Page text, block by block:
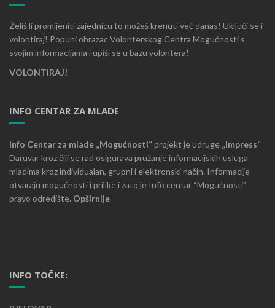
Želiš li promijeniti zajednicu to možeš krenuti već danas! Uključi se i
volontiraj! Popuni obrazac Volonterskog Centra Mogućnosti s
svojim informacijama i upiši se u bazu volontera!
VOLONTIRAJ!
INFO CENTAR ZA MLADE
Info Centar za mlade „Mogućnosti“projekt je udruge „Impress“
Daruvar kroz čiji se rad osigurava pružanje informacijskih usluga
mladima kroz individualan, grupni i elektronski način. Informacije
otvaraju mogućnosti i prilike i zato je Info centar “Mogućnosti”
pravo odredište. Opširnije
INFO TOČKE: